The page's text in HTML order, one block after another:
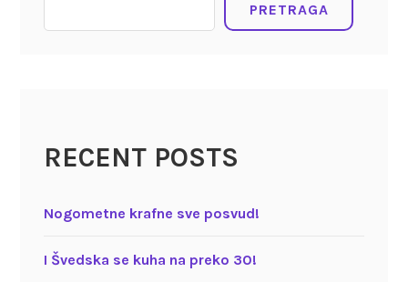
PRETRAGA
RECENT POSTS
Nogometne krafne sve posvud!
I Švedska se kuha na preko 30!